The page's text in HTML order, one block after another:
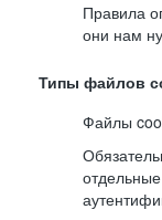
Правила
они нам
Типы файлов
Файлы